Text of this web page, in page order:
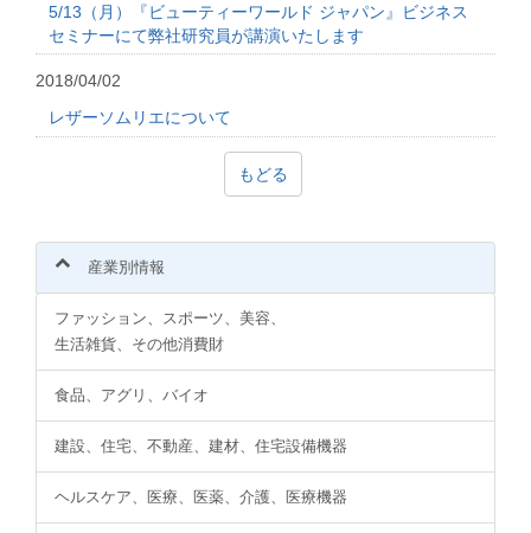
5/13（月）『ビューティーワールド ジャパン』ビジネス
セミナーにて弊社研究員が講演いたします
2018/04/02
レザーソムリエについて
もどる
産業別情報
ファッション、スポーツ、美容、
生活雑貨、その他消費財
食品、アグリ、バイオ
建設、住宅、不動産、建材、住宅設備機器
ヘルスケア、医療、医薬、介護、医療機器